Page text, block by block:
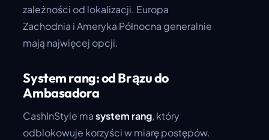
zależności od lokalizacji. Europa
Zachodnia i Ameryka Północna generalnie
mają najwięcej opcji.
System rang: od Brązu do
Ambasadora
CashInStyle masystem rang, który
odblokowuje korzyści w miarę postępów.